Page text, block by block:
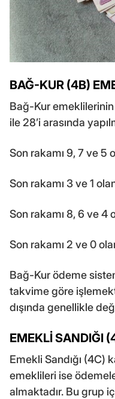
BAĞ-KUR (4B)
Bağ-Kur
ile 28’i arasında
Son rakamı 9, 7 ve 5
Son rakamı 3 ve 1
Son rakamı 8, 6 ve 4
Son rakamı 2 ve 0
Bağ-Kur ödeme
takvime göre
dışında genellikle
EMEKLİ SANDIĞI
Emekli Sandığı (4C)
emeklileri ise
almaktadır. Bu grup